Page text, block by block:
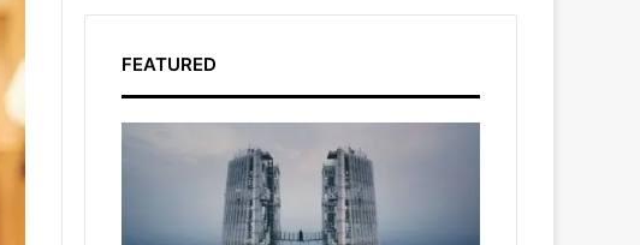
FEATURED